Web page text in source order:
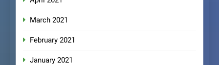
March 2021
February 2021
January 2021